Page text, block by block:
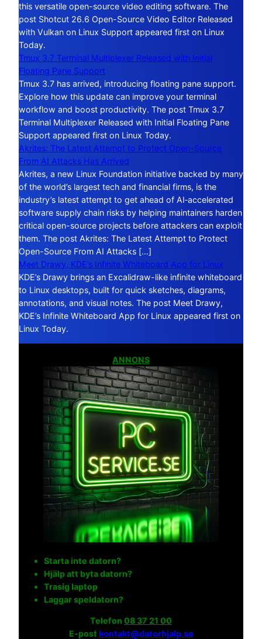
this versatile open-source video editing software. The
post Shotcut 26.6 Open-Source Video Editor Released
with Vulkan on Linux Support appeared first on Linux
Today.
Tmux 3.7 Terminal Multiplexer Released with Initial
Floating Pane Support
Tmux 3.7 has arrived, introducing floating pane support.
Explore how this update can improve your terminal
workflow and boost productivity. The post Tmux 3.7
Terminal Multiplexer Released with Initial Floating Pane
Support appeared first on Linux Today.
Akrites: The Latest Attempt to Protect Open-Source
From AI Attacks Has Arrived
Akrites, a new Linux Foundation initiative backed by many
of the world’s largest tech and financial firms, is the
industry’s latest attempt to get ahead of AI‑accelerated
software supply chain risks by helping maintainers harden
critical open-source projects before attackers can exploit
them. The post Akrites: The Latest Attempt to Protect
Open-Source From AI Attacks […]
Meet Drawy, KDE’s Infinite Whiteboard App for Linux
KDE’s Drawy brings an Excalidraw-like infinite whiteboard
to Linux desktops, built for quick sketches, diagrams,
annotations, and visual notes. The post Meet Drawy,
KDE’s Infinite Whiteboard App for Linux appeared first on
Linux Today.
ANNONS
Starta inte datorn?
Hjälp att byta datorn?
Trasig laptop
Laggar speldatorn?
Telefon 08 37 21 00
E-post kontakt@datorhjalp.se